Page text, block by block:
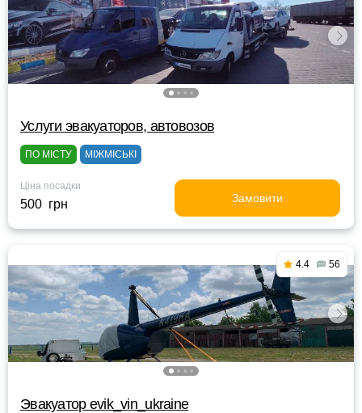
Услуги эвакуаторов, автовозов
ПО МІСТУ МІЖМІСЬКІ
Ціна посадки
500 грн Замовити
4.4 56
Эвакуатор evik_vin_ukraine